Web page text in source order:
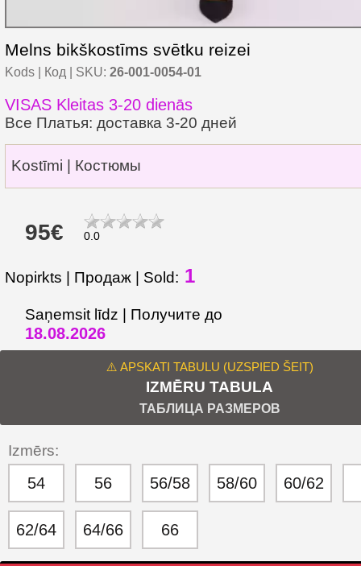
Melns bikškostīms svētku reizei
Kods | Код | SKU: 26-001-0054-01
VISAS Kleitas 3-20 dienās
Все Платья: доставка 3-20 дней
Kostīmi | Костюмы
95€ 0.0
Nopirkts | Продаж | Sold: 1
Saņemsit līdz | Получите до
18.08.2026
⚠️ APSKATI TABULU (UZSPIED ŠEIT)
IZMĒRU TABULA
ТАБЛИЦА РАЗМЕРОВ
Izmērs:
54 56 56/58 58/60 60/62
62/64 64/66 66